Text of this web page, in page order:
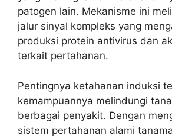
patogen lain. Mekanisme ini
jalur sinyal kompleks yang
produksi protein antivirus dan
terkait pertahanan.
Pentingnya ketahanan induksi
kemampuannya melindungi
berbagai penyakit. Dengan
sistem pertahanan alami